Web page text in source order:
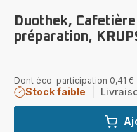
Duothek,
préparation,
Dont éco-participation 0,41 €
Stock faible